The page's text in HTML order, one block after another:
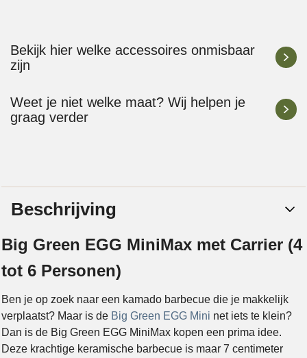
Bekijk hier welke accessoires onmisbaar
zijn
Weet je niet welke maat? Wij helpen je
graag verder
Beschrijving
Big Green EGG MiniMax met Carrier (4
tot 6 Personen)
Ben je op zoek naar een kamado barbecue die je makkelijk
verplaatst? Maar is de Big Green EGG Mini net iets te klein?
Dan is de Big Green EGG MiniMax kopen een prima idee.
Deze krachtige keramische barbecue is maar 7 centimeter